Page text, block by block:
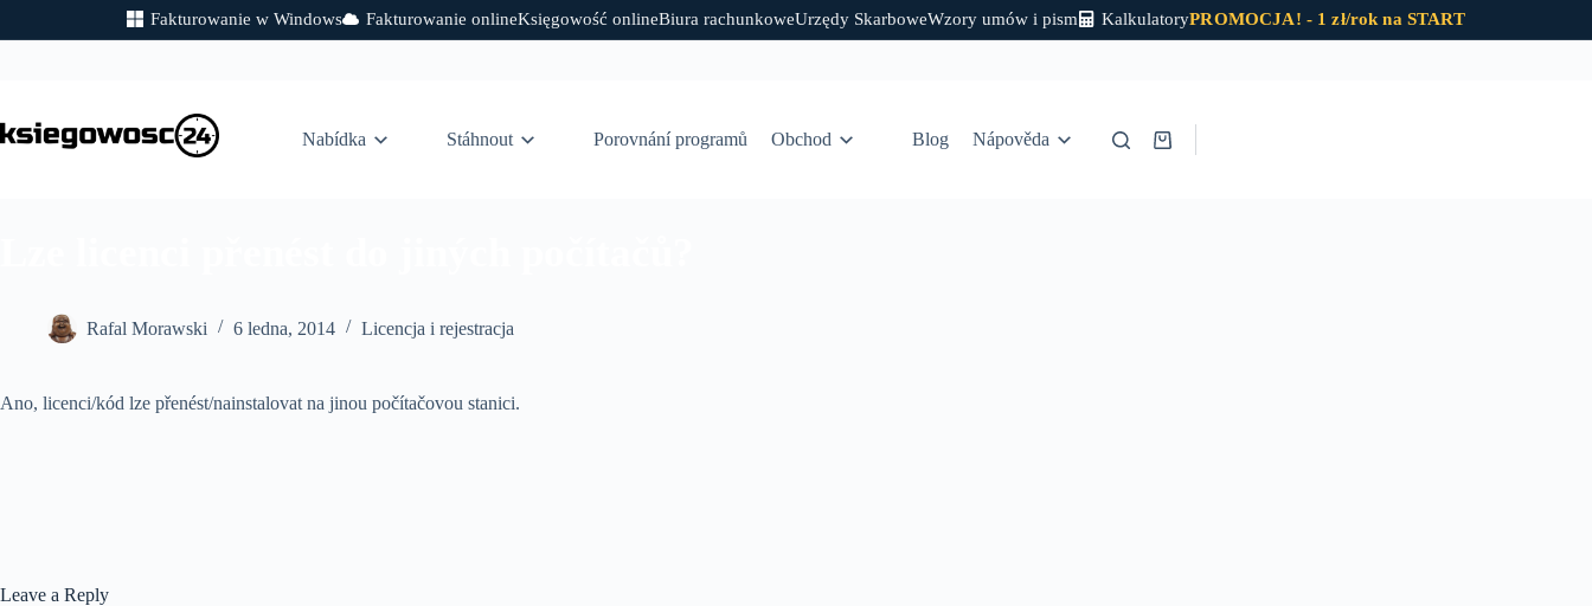
Fakturowanie w Windows Fakturowanie onlineKsięgowość onlineBiura rachunkoweUrzędy SkarboweWzory umów i pism KalkulatoryPROMOCJA! - 1 zł/rok na START
Nabídka Stáhnout Porovnání programů Obchod Blog Nápověda
Shopping
Rafal Morawski 6 ledna, 2014 Licencja i rejestracja
Ano, licenci/kód lze přenést/nainstalovat na jinou počítačovou stanici.
Leave a Reply